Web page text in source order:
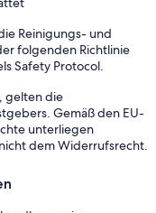
Reinigungs- und
folgenden Richtlinie
Safety Protocol.
gelten die
Gemäß den EU-
unterliegen
dem Widerrufsrecht.